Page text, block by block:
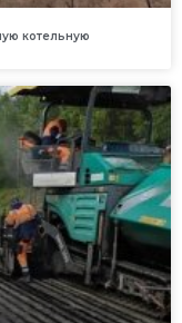
котельную